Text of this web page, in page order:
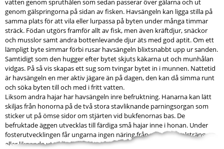
vatten genom spruthålen som sedan passerar över gälarna och ut
genom gälspringorna på sidan av fisken. Havsängeln kan ligga stilla på
samma plats för att vila eller lurpassa på byten under många timmar
sträck. Födan utgörs framför allt av fisk, men även kräftdjur, snäckor
och musslor samt andra bottenlevande djur äts med god aptit. Om ett
lämpligt byte simmar förbi rusar havsängeln blixtsnabbt upp ur sanden.
Samtidigt som den hugger efter bytet skjuts käkarna ut och munhålan
vidgas. På så vis skapas ett sug som tvingar bytet in i munnen. Nattetid
är havsängeln en mer aktiv jägare än på dagen, den kan då simma runt
och söka byten till och med i fritt vatten.
Liksom andra hajar har havsängeln inre befruktning. Hanarna kan lätt
skiljas från honorna på de två stora stavliknande parningsorgan som
sticker ut på ömse sidor om stjärten vid bukfenornas bas. De
befruktade äggen utvecklas till färdiga små hajar inne i honan. Under
fosterutvecklingen får ungarna ingen näring från någon navelsträng
eller liknande utan de livnär sig...